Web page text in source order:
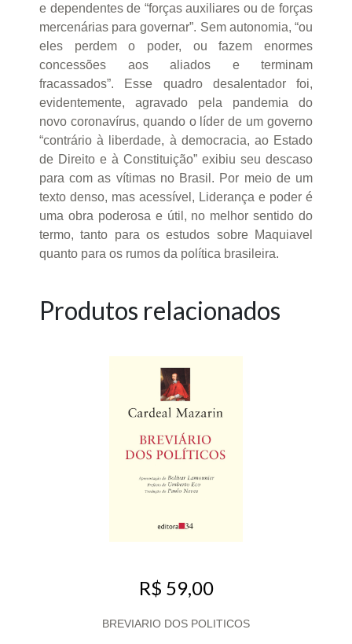
e dependentes de “forças auxiliares ou de forças
mercenárias para governar”. Sem autonomia, “ou
eles perdem o poder, ou fazem enormes
concessões aos aliados e terminam
fracassados”. Esse quadro desalentador foi,
evidentemente, agravado pela pandemia do
novo coronavírus, quando o líder de um governo
“contrário à liberdade, à democracia, ao Estado
de Direito e à Constituição” exibiu seu descaso
para com as vítimas no Brasil. Por meio de um
texto denso, mas acessível, Liderança e poder é
uma obra poderosa e útil, no melhor sentido do
termo, tanto para os estudos sobre Maquiavel
quanto para os rumos da política brasileira.
Produtos relacionados
R$ 59,00
BREVIARIO DOS POLITICOS